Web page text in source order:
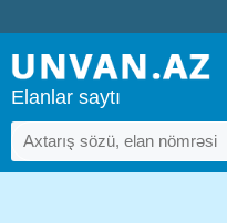
Elanlar saytı